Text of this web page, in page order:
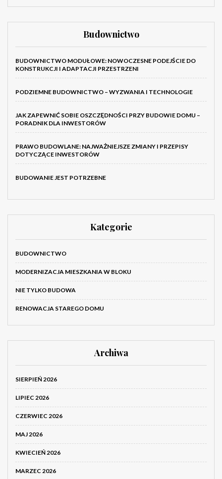
Budownictwo
BUDOWNICTWO MODUŁOWE: NOWOCZESNE PODEJŚCIE DO
KONSTRUKCJI I ADAPTACJI PRZESTRZENI
PODZIEMNE BUDOWNICTWO – WYZWANIA I TECHNOLOGIE
JAK ZAPEWNIĆ SOBIE OSZCZĘDNOŚCI PRZY BUDOWIE DOMU –
PORADNIK DLA INWESTORÓW
PRAWO BUDOWLANE: NAJWAŻNIEJSZE ZMIANY I PRZEPISY
DOTYCZĄCE INWESTORÓW
BUDOWANIE JEST POTRZEBNE
Kategorie
BUDOWNICTWO
MODERNIZACJA MIESZKANIA W BLOKU
NIE TYLKO BUDOWA
RENOWACJA STAREGO DOMU
Archiwa
SIERPIEŃ 2026
LIPIEC 2026
CZERWIEC 2026
MAJ 2026
KWIECIEŃ 2026
MARZEC 2026